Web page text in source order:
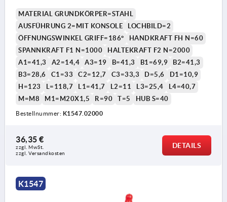
MATERIAL GRUNDKÖRPER=STAHL
AUSFÜHRUNG 2=MIT KONSOLE
LOCHBILD=2
ÖFFNUNGSWINKEL GRIFF=186°
HANDKRAFT FH N=60
SPANNKRAFT F1 N=1000
HALTEKRAFT F2 N=2000
A1=41,3
A2=14,4 A3=19 B=41,3 B1=69,9
B2=41,3
B3=28,6
C1=33 C2=12,7 C3=33,3 D=5,6
D1=10,9
H=123
L=118,7 L1=41,7 L2=11 L3=25,4
L4=40,7
M=M8
M1=M20X1,5 R=90 T=5 HUB S=40
Bestellnummer: K1547.02000
36,35 €
zzgl. MwSt.
zzgl. Versandkosten
DETAILS
K1547